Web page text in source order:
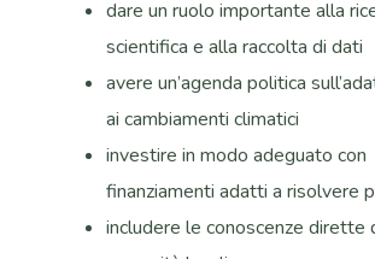
dare un ruolo importante alla
scientifica e alla raccolta di dati
avere un’agenda politica
ai cambiamenti climatici
investire in modo adeguato con
finanziamenti adatti a risolvere
includere le conoscenze dirette